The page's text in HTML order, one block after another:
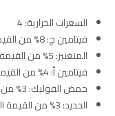
السعرات الحرارية: 4
فيتامين ج: 8% من القيمة اليومية
المنغنيز: 5% من القيمة اليومية
فيتامين أ: 4% من القيمة اليومية
حمض الفوليك: 3% من القيمة اليومية
الحديد: 3% من القيمة اليومية